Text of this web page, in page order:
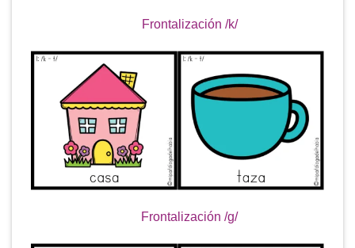
Frontalización /k/
Frontalización /g/